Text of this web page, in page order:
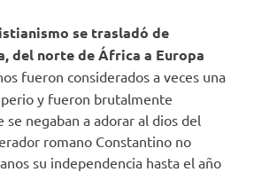
se trasladó de
del norte de África a Europa
fueron considerados a veces una
y fueron brutalmente
se negaban a adorar al dios del
romano Constantino no
su independencia hasta el año